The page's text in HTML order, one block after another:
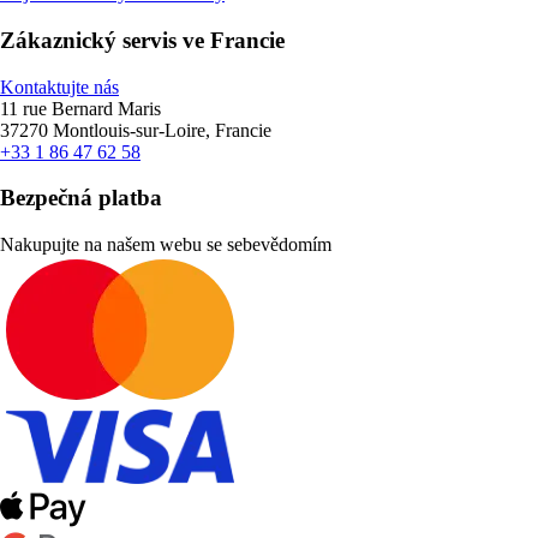
Zákaznický servis ve Francie
Kontaktujte nás
11 rue Bernard Maris
37270 Montlouis-sur-Loire, Francie
+33 1 86 47 62 58
Bezpečná platba
Nakupujte na našem webu se sebevědomím